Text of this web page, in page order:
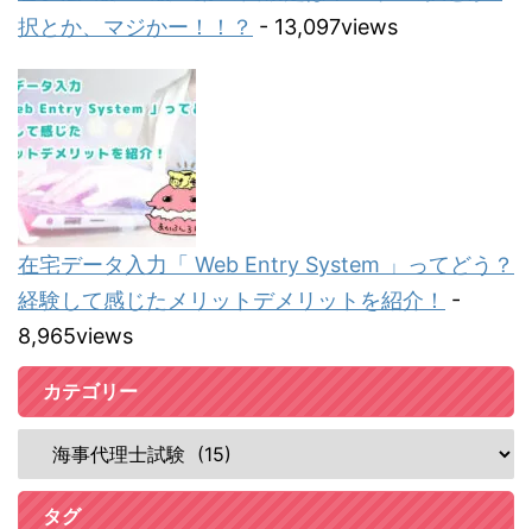
択とか、マジかー！！？ - 13,097views
在宅データ入力「 Web Entry System 」ってどう？
経験して感じたメリットデメリットを紹介！
-
8,965views
カテゴリー
タグ